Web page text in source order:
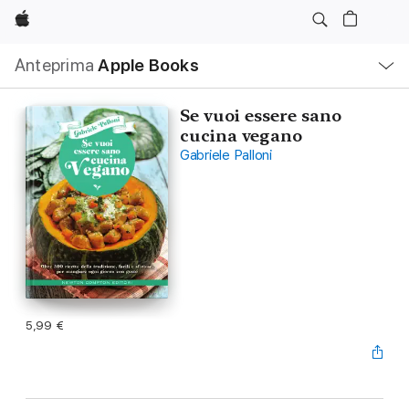
Apple
Anteprima Apple Books
locale
Apri
Menu
Se vuoi essere sano
cucina vegano
Gabriele Palloni
5,99 €